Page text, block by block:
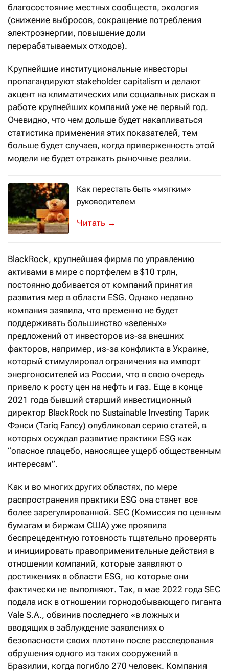
благосостояние местных сообществ, экология
(снижение выбросов, сокращение потребления
электроэнергии, повышение доли
перерабатываемых отходов).
Крупнейшие институциональные инвесторы
пропагандируют stakeholder capitalism и делают
акцент на климатических или социальных рисках в
работе крупнейших компаний уже не первый год.
Очевидно, что чем дольше будет накапливаться
статистика применения этих показателей, тем
больше будет случаев, когда приверженность этой
модели не будет отражать рыночные реалии.
Как перестать быть «мягким»
руководителем
И начать требовать от подчинённых
→
BlackRock, крупнейшая фирма по управлению
активами в мире с портфелем в $10 трлн,
постоянно добивается от компаний принятия
развития мер в области ESG. Однако недавно
компания заявила, что временно не будет
поддерживать большинство «зеленых»
предложений от инвесторов из-за внешних
факторов, например, из-за конфликта в Украине,
который стимулировал ограничения на импорт
энергоносителей из России, что в свою очередь
привело к росту цен на нефть и газ. Еще в конце
2021 года бывший старший инвестиционный
директор BlackRock по Sustainable Investing Тарик
Фэнси (Tariq Fancy) опубликовал серию статей, в
которых осуждал развитие практики ESG как
“опасное плацебо, наносящее ущерб общественным
интересам”.
Как и во многих других областях, по мере
распространения практики ESG она станет все
более зарегулированной. SEC (Комиссия по ценным
бумагам и биржам США) уже проявила
беспрецедентную готовность тщательно проверять
и инициировать правоприменительные действия в
отношении компаний, которые заявляют о
достижениях в области ESG, но которые они
фактически не выполняют. Так, в мае 2022 года SEC
подала иск в отношении горнодобывающего гиганта
Vale S.A., обвинив последнего «в ложных и
вводящих в заблуждение заявлениях о
безопасности своих плотин» после расследования
обрушения одного из таких сооружений в
Бразилии, когда погибло 270 человек. Компания